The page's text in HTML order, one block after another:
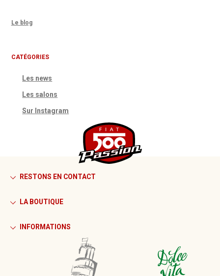
Le blog
CATÉGORIES
Les news
Les salons
Sur Instagram
RESTONS EN CONTACT
LA BOUTIQUE
INFORMATIONS